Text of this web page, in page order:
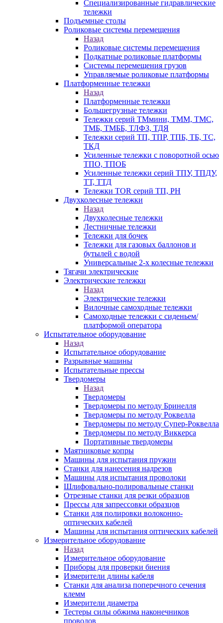
Специализированные гидравлические
тележки
Подъемные столы
Роликовые системы перемещения
Назад
Роликовые системы перемещения
Подкатные роликовые платформы
Системы перемещения грузов
Управляемые роликовые платформы
Платформенные тележки
Назад
Платформенные тележки
Большегрузные тележки
Тележки серий ТМмини, ТММ, ТМС,
ТМБ, ТМББ, ТЛФЗ, ТДЯ
Тележки серий ТП, ТПР, ТПБ, ТБ, ТС,
ТКД
Усиленные тележки с поворотной осью
ТПО, ТПОБ
Усиленные тележки серий ТПУ, ТПДУ,
ТТ, ТТД
Тележки TOR серий ТП, PH
Двухколесные тележки
Назад
Двухколесные тележки
Лестничные тележки
Тележки для бочек
Тележки для газовых баллонов и
бутылей с водой
Универсальные 2-х колесные тележки
Тягачи электрические
Электрические тележки
Назад
Электрические тележки
Вилочные самоходные тележки
Самоходные тележки с сиденьем/
платформой оператора
Испытательное оборудование
Назад
Испытательное оборудование
Разрывные машины
Испытательные прессы
Твердомеры
Назад
Твердомеры
Твердомеры по методу Бринелля
Твердомеры по методу Роквелла
Твердомеры по методу Супер-Роквелла
Твердомеры по методу Виккерса
Портативные твердомеры
Маятниковые копры
Машины для испытания пружин
Станки для нанесения надрезов
Машины для испытания проволоки
Шлифовально-полировальные станки
Отрезные станки для резки образцов
Прессы для запрессовки образцов
Станки для полировки волоконно-
оптических кабелей
Машины для испытания оптических кабелей
Измерительное оборудование
Назад
Измерительное оборудование
Приборы для проверки биения
Измерители длины кабеля
Станки для анализа поперечного сечения
клемм
Измерители диаметра
Тестеры силы обжима наконечников
проводов